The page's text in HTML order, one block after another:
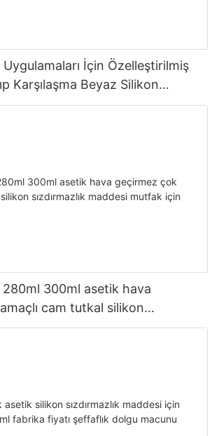
İçin Özelleştirilmiş
Karşılaşma Beyaz Silikon
300ml asetik hava
cam tutkal silikon
mutfak için